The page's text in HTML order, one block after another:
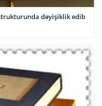
dəyişiklik edib